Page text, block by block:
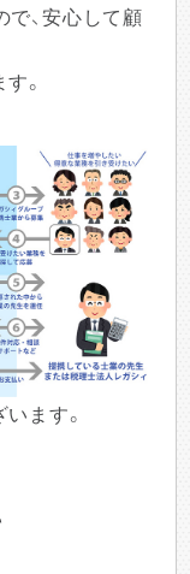
、安心して顧
。
ます。